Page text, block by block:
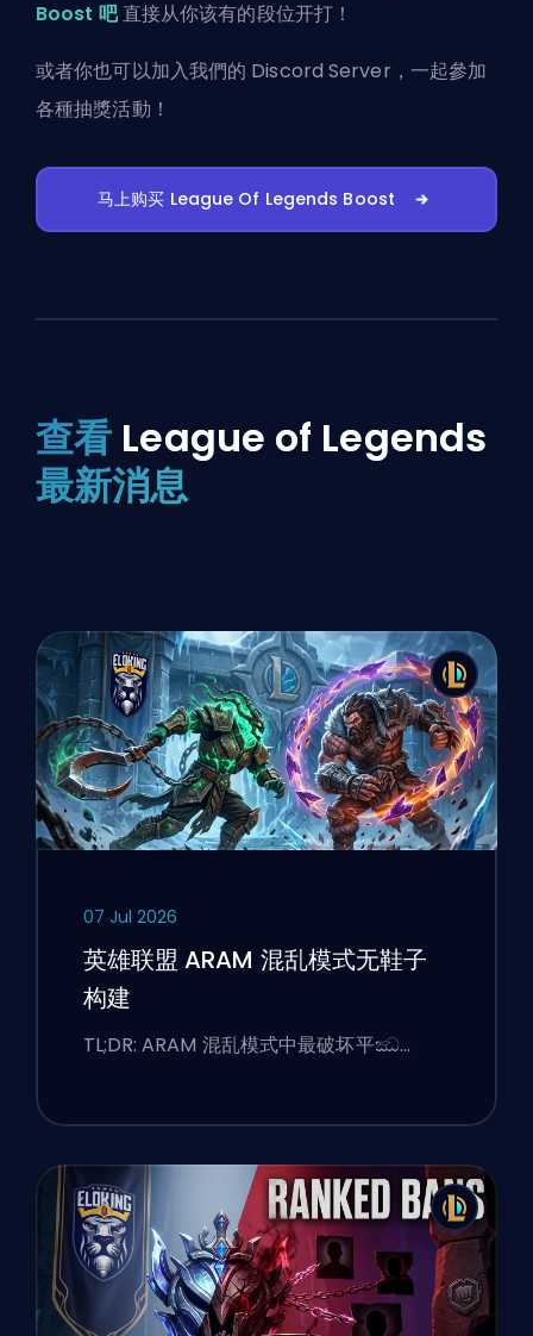
Boost 吧直接从你该有的段位开打！
或者你也可以加入我們的 Discord Server ，一起參加
各種抽獎活動！
马上购买 League Of Legends Boost
查看 League of Legends
最新消息
07 Jul 2026
英雄联盟 ARAM 混乱模式无鞋子
构建
TL;DR: ARAM 混乱模式中最破坏平ඣ…